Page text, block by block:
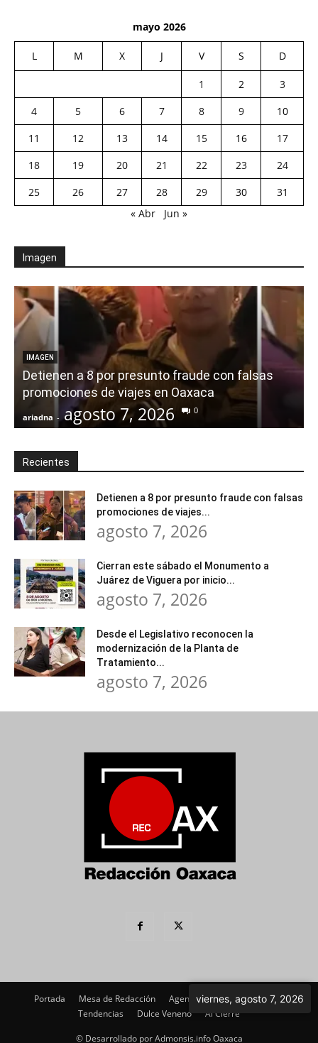
mayo 2026
L M X J V S D
1 2
3
4
5 6 7 8 9
10
11
12 13 14 15 16
17
18
19 20 21 22 23
24
25
26 27 28 29 30
31
« Abr
Jun »
Imagen
IMAGEN
Detienen a 8 por presunto fraude con falsas
promociones de viajes en Oaxaca
ariadna - agosto 7, 2026 0
Recientes
Detienen a 8 por presunto fraude con falsas
promociones de viajes...
agosto 7, 2026
Cierran este sábado el Monumento a
Juárez de Viguera por inicio...
agosto 7, 2026
Desde el Legislativo reconocen la
modernización de la Planta de
Tratamiento...
agosto 7, 2026
Portada Mesa de Redacción Agenda Política
Imagen
Tendencias
Dulce Veneno Al Cierre
© Desarrollado por Admonsis.info Oaxaca
viernes, agosto 7, 2026